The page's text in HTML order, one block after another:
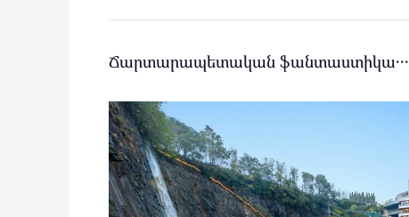
Ճարտարապետական ֆանտաստիկա․․․